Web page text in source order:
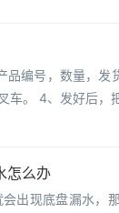
品编号，数量，
车。 4、发好后，
怎么办
出现底盘漏水，